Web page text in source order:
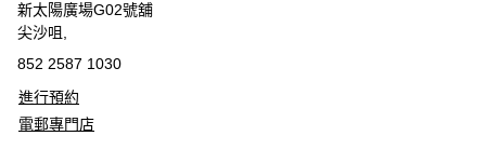
新太陽廣場G02號舖
尖沙咀,
852 2587 1030
進行預約
電郵專門店